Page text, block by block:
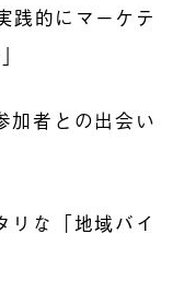
践的にマーケテ
加者との出会い
リな「地域バイ